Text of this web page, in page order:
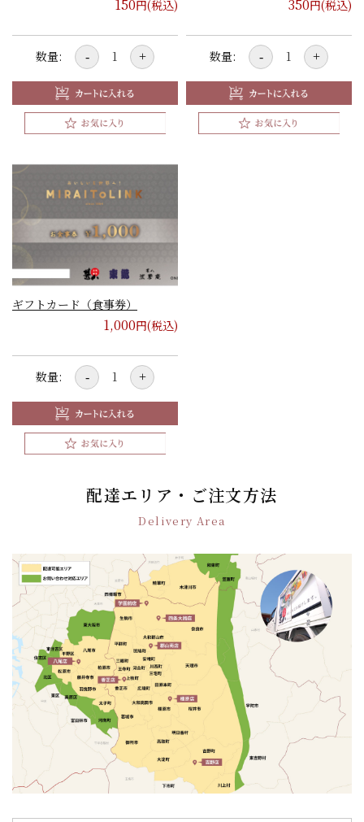
150円(税込)
数量: - +
350円(税込)
数量: - +
ギフトカード（食事券）
1,000円(税込)
数量: - +
配達エリア・ご注文方法
Delivery Area